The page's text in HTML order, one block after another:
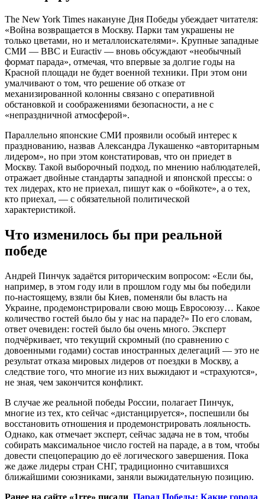
The New York Times накануне Дня Победы убеждает читателя:
«Война возвращается в Москву. Парки там украшены не
только цветами, но и металлоискателями». Крупные западные
СМИ — BBC и Euractiv — вновь обсуждают «необычный
формат парада», отмечая, что впервые за долгие годы на
Красной площади не будет военной техники. При этом они
умалчивают о том, что решение об отказе от
механизированной колонны связано с оперативной
обстановкой и соображениями безопасности, а не с
«непраздничной атмосферой».
Параллельно японские СМИ проявили особый интерес к
празднованию, назвав Александра Лукашенко «авторитарным
лидером», но при этом констатировав, что он приедет в
Москву. Такой выборочный подход, по мнению наблюдателей,
отражает двойные стандарты западной и японской прессы: о
тех лидерах, кто не приехал, пишут как о «бойкоте», а о тех,
кто приехал, — с обязательной политической
характеристикой.
Что изменилось бы при реальной
победе
Андрей Пинчук задаётся риторическим вопросом: «Если бы,
например, в этом году или в прошлом году мы бы победили
по-настоящему, взяли бы Киев, поменяли бы власть на
Украине, продемонстрировали свою мощь Евросоюзу… Какое
количество гостей было бы у нас на параде?» По его словам,
ответ очевиден: гостей было бы очень много. Эксперт
подчёркивает, что текущий скромный (по сравнению с
довоенными годами) состав иностранных делегаций — это не
результат отказа мировых лидеров от поездки в Москву, а
следствие того, что многие из них выжидают и «страхуются»,
не зная, чем закончится конфликт.
В случае же реальной победы России, полагает Пинчук,
многие из тех, кто сейчас «дистанцируется», поспешили бы
восстановить отношения и продемонстрировать лояльность.
Однако, как отмечает эксперт, сейчас задача не в том, чтобы
собирать максимальное число гостей на параде, а в том, чтобы
довести спецоперацию до её логического завершения. Пока
же даже лидеры стран СНГ, традиционно считавшихся
ближайшими союзниками, заняли выжидательную позицию.
Ранее на сайте «1rre» писали Парад Победы: Какие города